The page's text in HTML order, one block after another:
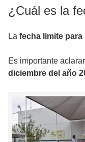
¿Cuál es la
La fecha limite
Es importante
diciembre del año